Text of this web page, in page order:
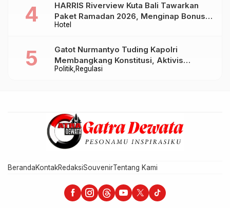
Hotel
HARRIS Riverview Kuta Bali Tawarkan
Paket Ramadan 2026, Menginap Bonus
Takjil hingga Bukber Mulai Rp88.888
Politik Regulasi
Gatot Nurmantyo Tuding Kapolri
Membangkang Konstitusi, Aktivis
Tegaskan Polri Tak Punya Sejarah
BerandaKontakRedaksiSouvenirTentang Kami